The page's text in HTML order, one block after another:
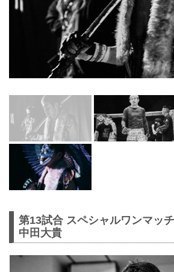
第13試合 スペシャルワンマッ
中田大貴